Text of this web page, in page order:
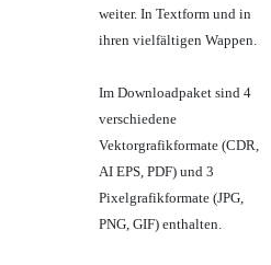
weiter. In Textform und in
ihren vielfältigen Wappen.
Im Downloadpaket sind 4
verschiedene
Vektorgrafikformate (CDR,
AI EPS, PDF) und 3
Pixelgrafikformate (JPG,
PNG, GIF) enthalten.